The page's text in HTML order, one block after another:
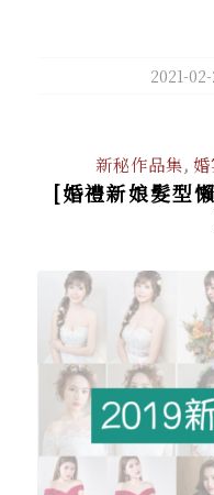
2021-
/
新秘作品集,
[婚禮新娘髮型